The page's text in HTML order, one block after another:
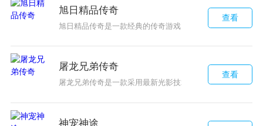
旭日精品传奇
旭日精品传奇是一款经典的传奇游戏，让玩家可以自由选
查看
屠龙兄弟传奇
屠龙兄弟传奇是一款采用最新光影技术的传奇游戏，让玩
查看
神宠神途